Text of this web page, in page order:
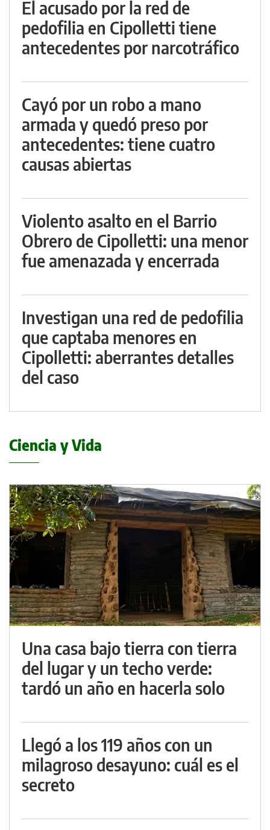
El acusado por la red de
pedofilia en Cipolletti tiene
antecedentes por narcotráfico
Cayó por un robo a mano
armada y quedó preso por
antecedentes: tiene cuatro
causas abiertas
Violento asalto en el Barrio
Obrero de Cipolletti: una menor
fue amenazada y encerrada
Investigan una red de pedofilia
que captaba menores en
Cipolletti: aberrantes detalles
del caso
Ciencia y Vida
Una casa bajo tierra con tierra
del lugar y un techo verde:
tardó un año en hacerla solo
Llegó a los 119 años con un
milagroso desayuno: cuál es el
secreto